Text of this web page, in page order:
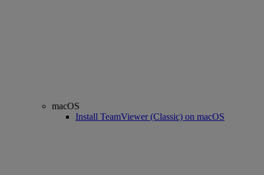
macOS
Install TeamViewer (Classic) on macOS